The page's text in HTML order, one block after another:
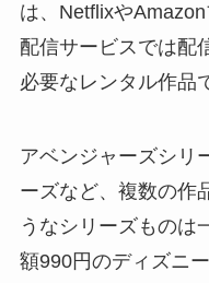
は、Netflixや
配信サービスでは配
必要なレンタル作品
アベンジャーズシリ
ーズなど、複数の作
うなシリーズものは
額990円のディズニ